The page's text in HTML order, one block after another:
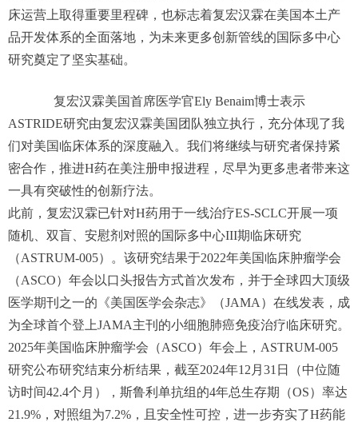
床运营上取得重要里程碑，也标志着复宏汉霖在美国本土产
品开发体系的全面落地，为未来更多创新管线的国际多中心
研究奠定了坚实基础。
复宏汉霖美国首席医学官Ely Benaim博士表示
ASTRIDE研究由复宏汉霖美国团队独立执行，充分体现了我
们对美国临床体系的深度融入。我们将继续与研究者保持紧
密合作，推进H药在美注册申报进程，尽早为更多患者带来这
一具有突破性的创新疗法。
此前，复宏汉霖已针对H药用于一线治疗ES-SCLC开展一项
随机、双盲、安慰剂对照的国际多中心III期临床研究
（ASTRUM-005）。该研究结果于2022年美国临床肿瘤学会
（ASCO）年会以口头报告方式首次发布，并于全球四大顶级
医学期刊之一的《美国医学会杂志》（JAMA）在线发表，成
为全球首个登上JAMA主刊的小细胞肺癌免疫治疗临床研究。
2025年美国临床肿瘤学会（ASCO）年会上，ASTRUM-005
研究公布研究结束分析结果，截至2024年12月31日（中位随
访时间42.4个月），斯鲁利单抗组的4年总生存期（OS）率达
21.9%，对照组为7.2%，且安全性可控，进一步夯实了H药能